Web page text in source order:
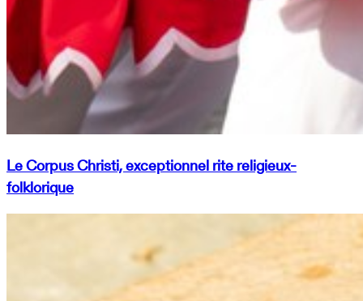
Le Corpus Christi, exceptionnel rite religieux-
folklorique